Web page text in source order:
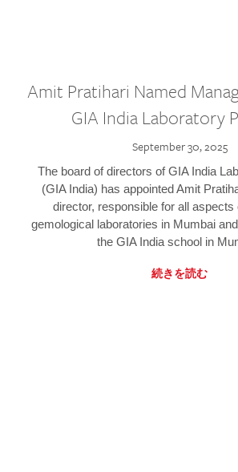
Amit Pratihari Named
GIA India Laboratory
September 30, 2025
The board of directors of GIA India
(GIA India) has appointed Amit
director, responsible for all aspects
gemological laboratories in Mumbai
the GIA India school in
続きを読む